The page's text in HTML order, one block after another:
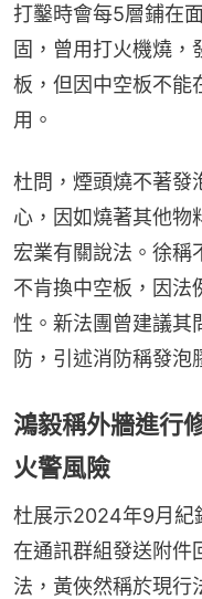
打鑿時會每5層鋪在
固，曾用打火機燒，
板，但因中空板不能
用。
杜問，煙頭燒不著發
心，因如燒著其他物
宏業有關說法。徐稱
不肯換中空板，因法
性。新法團曾建議其
防，引述消防稱發泡
鴻毅稱外牆進行
火警風險
杜展示2024年9月紀
在通訊群組發送附件
法，黃俠然稱於現行